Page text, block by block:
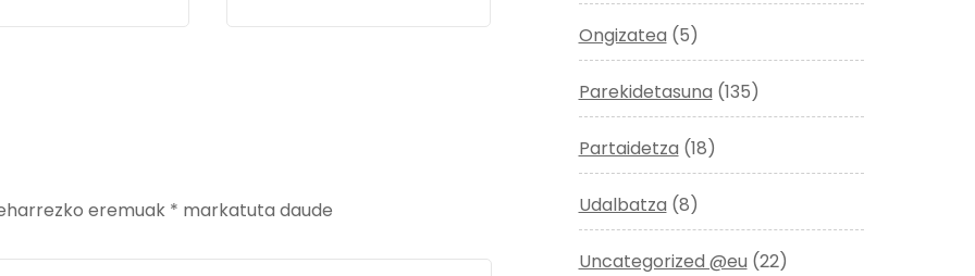
eremuak * markatuta daude
Ongizatea (5)
Parekidetasuna (135)
Partaidetza (18)
Udalbatza (8)
Uncategorized @eu (22)